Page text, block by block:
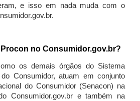
e isso em nada muda com o
no Consumidor.gov.br?
os demais órgãos do Sistema
Consumidor, atuam em conjunto
do Consumidor (Senacon) na
Consumidor.gov.br e também na